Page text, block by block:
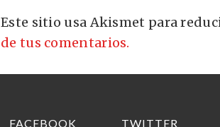
Este sitio usa Akismet para
de tus comentarios.
FACEBOOK TWITTER